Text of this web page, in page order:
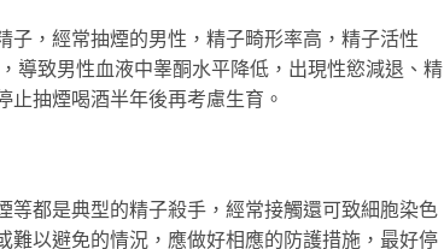
，經常抽煙的男性，精子畸形率高，精子活性
導致男性血液中睾酮水平降低，出現性慾減退、精
止抽煙喝酒半年後再考慮生育。
都是典型的精子殺手，經常接觸還可致細胞染色
以避免的情況，應做好相應的防護措施，最好停